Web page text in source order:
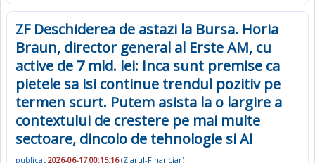
ZF Deschiderea de astazi la Bursa. Horia
Braun, director general al Erste AM, cu
active de 7 mld. lei: Inca sunt premise ca
pietele sa isi continue trendul pozitiv pe
termen scurt. Putem asista la o largire a
contextului de crestere pe mai multe
sectoare, dincolo de tehnologie si AI
publicat 2026-06-17 00:15:16(Ziarul-Financiar)